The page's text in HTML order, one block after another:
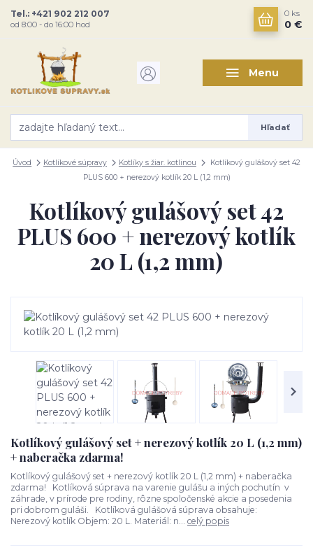
Menu
Hľadať
Tel.: +421 902 212 007
od 8:00 - do 16:00 hod
0 ks
0 €
Úvod Kotlíkové súpravy Kotlíky s žiar. kotlinou
Kotlíkový gulášový set 42
PLUS 600 + nerezový kotlík 20 L (1,2 mm)
Kotlíkový gulášový set 42
PLUS 600 + nerezový kotlík
20 L (1,2 mm)
Kotlíkový gulášový set + nerezový kotlík 20 L (1,2 mm)
+ naberačka zdarma!
Kotlíkový gulášový set + nerezový kotlík 20 L (1,2 mm) + naberačka
zdarma! Kotlíková súprava na varenie gulášu a iných pochutín v
záhrade, v prírode pre rodiny, rôzne spoločenské akcie a posedenia
pri dobrom guláši. Kotlíková gulášová súprava obsahuje:
Nerezový kotlík Objem: 20 L. Materiál: n... celý popis